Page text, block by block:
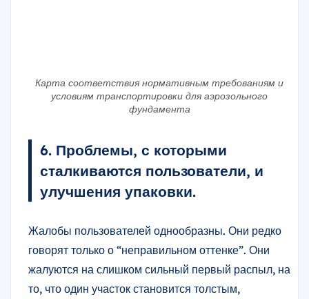
Карта соответствия нормативным требованиям и
условиям транспортировки для аэрозольного
фундамента
6. Проблемы, с которыми
сталкиваются пользователи, и
улучшения упаковки.
Жалобы пользователей однообразны. Они редко
говорят только о “неправильном оттенке”. Они
жалуются на слишком сильный первый распыл, на
то, что один участок становится толстым,